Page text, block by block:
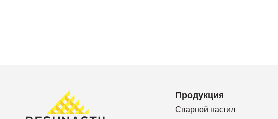
Продукция
Сварной настил